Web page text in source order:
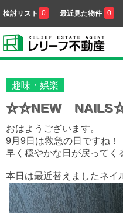
検討リスト 0 最近見た物件 0
趣味・娯楽
☆☆NEW
おはようございます。
9月9日は救急の日ですね！
早く穏やかな日が戻って
本日は最近替えましたネイ